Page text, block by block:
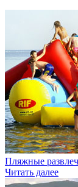
Пляжные
Читать далее